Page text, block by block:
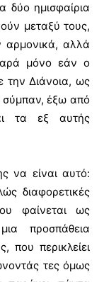
δύο ημισφαίρια
μεταξύ τους,
αρμονικά, αλλά
μόνο εάν ο
την Διάνοια, ως
σύμπαν, έξω από
τα εξ αυτής
να είναι αυτό:
διαφορετικές
φαίνεται ως
προσπάθεια
που περικλείει
τες όμως